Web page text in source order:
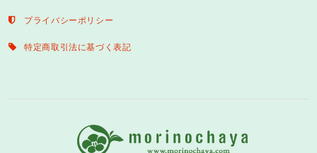
プライバシーポリシー
特定商取引法に基づく表記